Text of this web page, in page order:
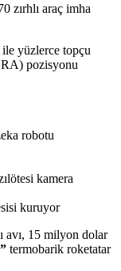
zırhlı araç imha
yüzlerce topçu
pozisyonu
robotu
kamera
kuruyor
avı, 15 milyon dolar
termobarik roketatar